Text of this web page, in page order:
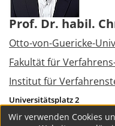
Prof. Dr. habil.
Otto-von-Guericke-
Fakultät für
Institut für
Universitätsplatz 2
39106
Magdeburg
Wir verwenden Cookies